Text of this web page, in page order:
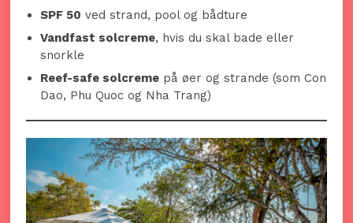
SPF 50 ved strand, pool og bådture
Vandfast solcreme, hvis du skal bade eller
snorkle
Reef-safe solcreme på øer og strande (som Con
Dao, Phu Quoc og Nha Trang)